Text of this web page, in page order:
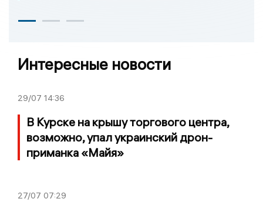
Интересные новости
29/07 14:36
В Курске на крышу торгового центра,
возможно, упал украинский дрон-
приманка «Майя»
27/07 07:29